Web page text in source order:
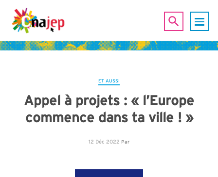
ET AUSSI
Appel à projets : « l’Europe
commence dans ta ville ! »
12 Déc 2022 Par